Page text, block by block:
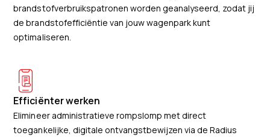
brandstofverbruikspatronen worden geanalyseerd, zodat jij
de brandstofefficiëntie van jouw wagenpark kunt
optimaliseren.
Efficiënter werken
Elimineer administratieve rompslomp met direct
toegankelijke, digitale ontvangstbewijzen via de Radius